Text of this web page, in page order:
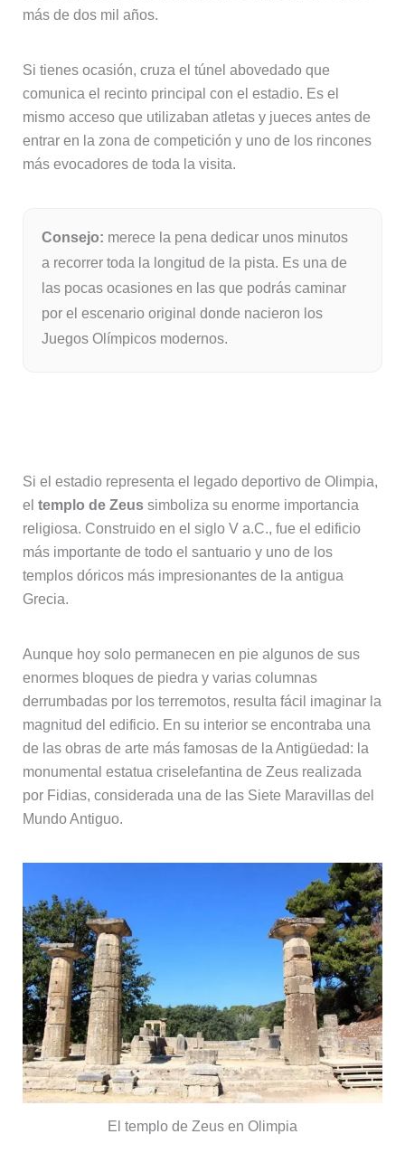
más de dos mil años.
Si tienes ocasión, cruza el túnel abovedado que
comunica el recinto principal con el estadio. Es el
mismo acceso que utilizaban atletas y jueces antes de
entrar en la zona de competición y uno de los rincones
más evocadores de toda la visita.
Consejo: merece la pena dedicar unos minutos
a recorrer toda la longitud de la pista. Es una de
las pocas ocasiones en las que podrás caminar
por el escenario original donde nacieron los
Juegos Olímpicos modernos.
Si el estadio representa el legado deportivo de Olimpia,
el templo de Zeussimboliza su enorme importancia
religiosa. Construido en el siglo V a.C., fue el edificio
más importante de todo el santuario y uno de los
templos dóricos más impresionantes de la antigua
Grecia.
Aunque hoy solo permanecen en pie algunos de sus
enormes bloques de piedra y varias columnas
derrumbadas por los terremotos, resulta fácil imaginar la
magnitud del edificio. En su interior se encontraba una
de las obras de arte más famosas de la Antigüedad: la
monumental estatua criselefantina de Zeus realizada
por Fidias, considerada una de las Siete Maravillas del
Mundo Antiguo.
El templo de Zeus en Olimpia